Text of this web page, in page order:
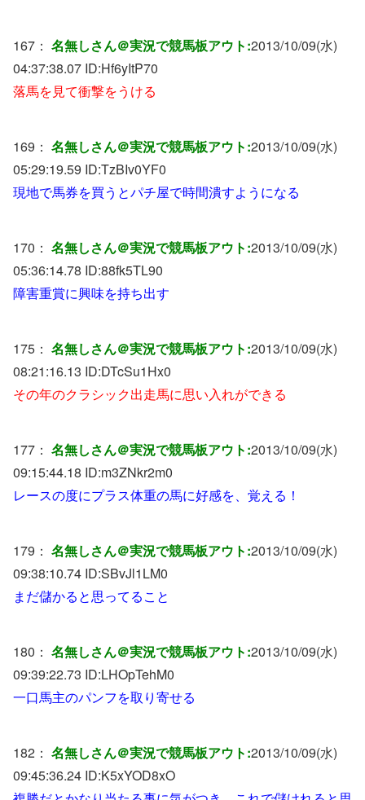
167： 名無しさん＠実況で競馬板アウト:2013/10/09(水)
04:37:38.07 ID:Hf6yItP70
落馬を見て衝撃をうける
169： 名無しさん＠実況で競馬板アウト:2013/10/09(水)
05:29:19.59 ID:TzBIv0YF0
現地で馬券を買うとパチ屋で時間潰すようになる
170： 名無しさん＠実況で競馬板アウト:2013/10/09(水)
05:36:14.78 ID:88fk5TL90
障害重賞に興味を持ち出す
175： 名無しさん＠実況で競馬板アウト:2013/10/09(水)
08:21:16.13 ID:DTcSu1Hx0
その年のクラシック出走馬に思い入れができる
177： 名無しさん＠実況で競馬板アウト:2013/10/09(水)
09:15:44.18 ID:m3ZNkr2m0
レースの度にプラス体重の馬に好感を、覚える！
179： 名無しさん＠実況で競馬板アウト:2013/10/09(水)
09:38:10.74 ID:SBvJl1LM0
まだ儲かると思ってること
180： 名無しさん＠実況で競馬板アウト:2013/10/09(水)
09:39:22.73 ID:LHOpTehM0
一口馬主のパンフを取り寄せる
182： 名無しさん＠実況で競馬板アウト:2013/10/09(水)
09:45:36.24 ID:K5xYOD8xO